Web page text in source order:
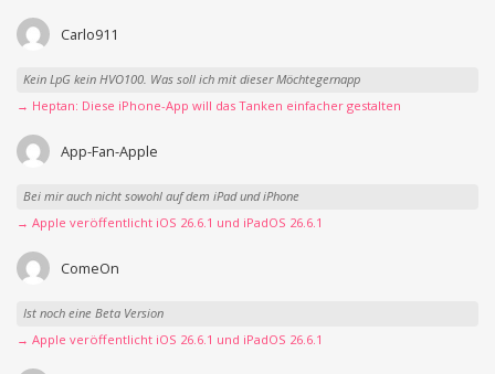
Carlo911
Kein LpG kein HVO100. Was soll ich mit dieser Möchtegernapp
→ Heptan: Diese iPhone-App will das Tanken einfacher gestalten
App-Fan-Apple
Bei mir auch nicht sowohl auf dem iPad und iPhone
→ Apple veröffentlicht iOS 26.6.1 und iPadOS 26.6.1
ComeOn
Ist noch eine Beta Version
→ Apple veröffentlicht iOS 26.6.1 und iPadOS 26.6.1